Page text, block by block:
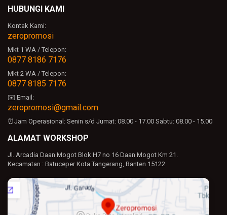
HUBUNGI KAMI
Kontak Kami:
zeropromosi
Mkt 1 WA / Telepon:
0877 8186 7176
Mkt 2 WA / Telepon:
0877 8185 7176
✉️ Email:
zeropromosi@gmail.com
⏰Jam Operasional: Senin s/d Jumat: 08.00 - 17.00 Sabtu: 08.00 - 15.00
ALAMAT WORKSHOP
Jl. Arcadia Daan Mogot Blok H7 no 16 Daan Mogot Km 21.
Kecamatan : Batuceper Kota Tangerang, Banten 15122